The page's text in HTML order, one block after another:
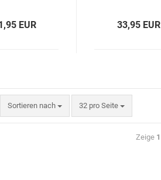
EUR 33,95 EUR
Sortieren nach 32 pro Seite
Zeige 1